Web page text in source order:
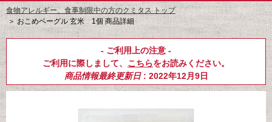
食物アレルギー、食事制限中の方のクミタス トップ
＞おこめベーグル 玄米 1個 商品詳細
- ご利用上の注意 -
ご利用に際しまして、 こちらをお読みください。
商品情報最終更新日: 2022年12月9日